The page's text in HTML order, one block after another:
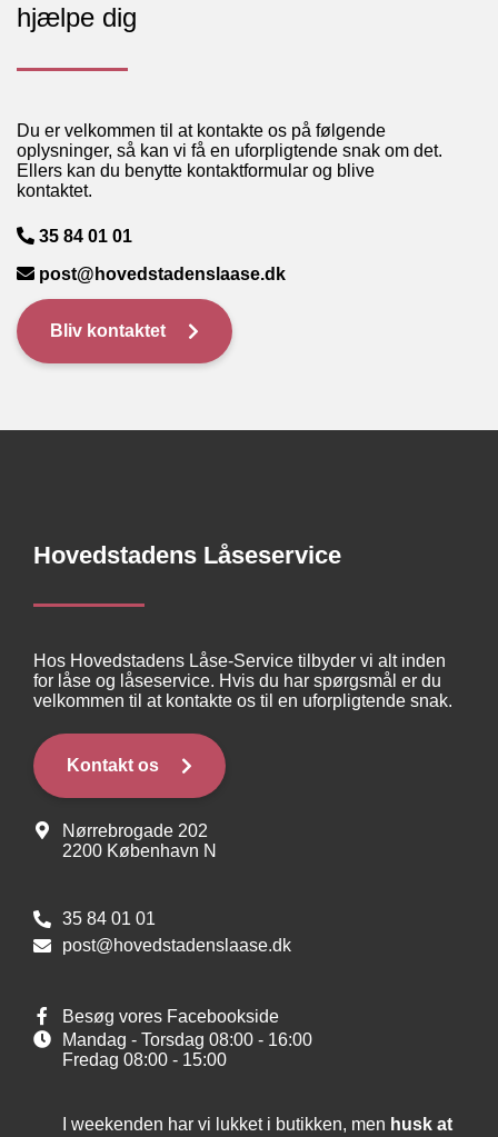
hjælpe dig
Du er velkommen til at kontakte os på følgende
oplysninger, så kan vi få en uforpligtende snak om det.
Ellers kan du benytte kontaktformular og blive
kontaktet.
35 84 01 01
post@hovedstadenslaase.dk
Bliv kontaktet
Hovedstadens Låseservice
Hos Hovedstadens Låse-Service tilbyder vi alt inden
for låse og låseservice. Hvis du har spørgsmål er du
velkommen til at kontakte os til en uforpligtende snak.
Kontakt os
Nørrebrogade 202
2200 København N
35 84 01 01
post@hovedstadenslaase.dk
Besøg vores Facebookside
Mandag - Torsdag 08:00 - 16:00
Fredag 08:00 - 15:00
I weekenden har vi lukket i butikken, men husk at